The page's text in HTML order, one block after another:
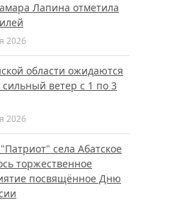
Лапина отметила
2026
области ожидаются
ветер с 1 по 3
2026
села Абатское
торжественное
посвящённое Дню